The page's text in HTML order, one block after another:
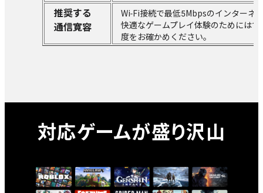
推奨する
通信寛容
Wi-Fi接続で最低5Mbpsのインターネ
快適なゲームプレイ体験のためには
度をお確かめください。
対応ゲームが盛り沢山